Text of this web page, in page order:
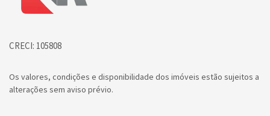
CRECI: 105808
Os valores, condições e disponibilidade dos imóveis estão sujeitos a
alterações sem aviso prévio.